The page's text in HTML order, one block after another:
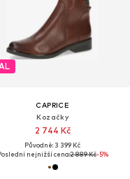
CAPRICE
Kozačky
2 744 Kč
Původně: 3 399 Kč
nejnižší cena:2 889 Kč-5%